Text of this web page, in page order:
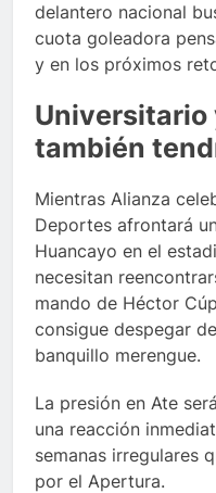
delantero nacional
cuota goleadora
y en los próximos
Universitario
también
Mientras Alianza
Deportes afrontará
Huancayo en el
necesitan
mando de Héctor
consigue despegar
banquillo merengue.
La presión en Ate
una reacción
semanas irregulares
por el Apertura.